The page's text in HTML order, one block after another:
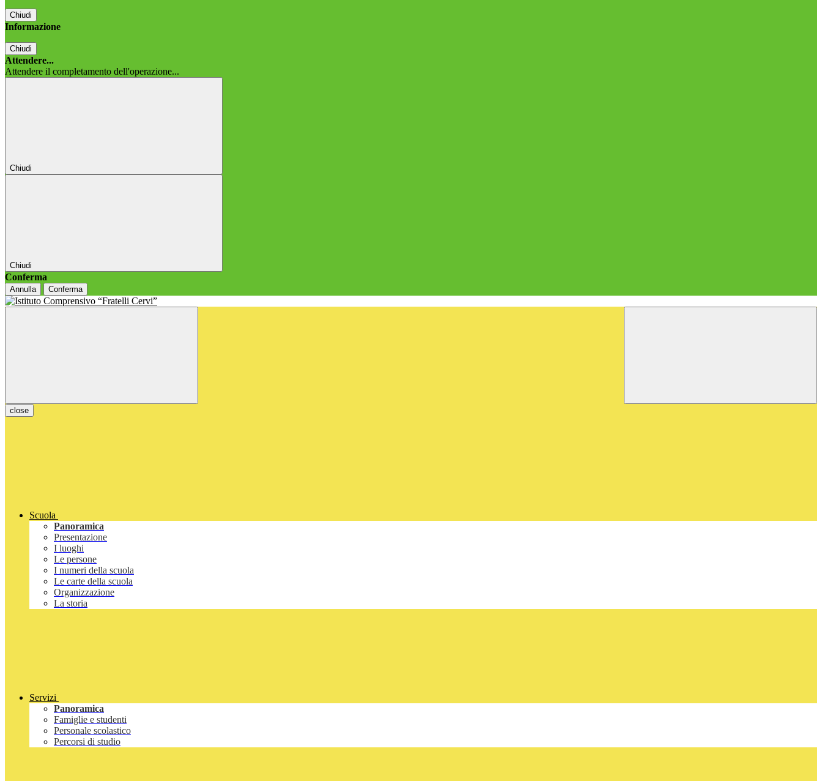
Chiudi
Informazione
Chiudi
Attendere...
Attendere il completamento dell'operazione...
Chiudi
Chiudi
Conferma
Annulla Conferma
close
Scuola
Panoramica
Presentazione
I luoghi
Le persone
I numeri della scuola
Le carte della scuola
Organizzazione
La storia
Servizi
Panoramica
Famiglie e studenti
Personale scolastico
Percorsi di studio